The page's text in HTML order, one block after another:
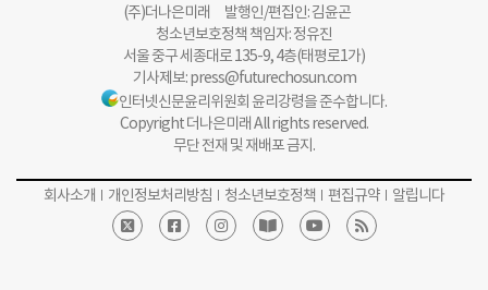
(주)더나은미래 발행인/편집인: 김윤곤
청소년보호정책 책임자: 정유진
서울 중구 세종대로 135-9, 4층(태평로1가)
기사제보:press@futurechosun.com
인터넷신문윤리위원회 윤리강령을 준수합니다.
Copyright 더나은미래 All rights reserved.
무단 전재 및 재배포 금지.
회사소개 개인정보처리방침 청소년보호정책 편집규약 알립니다